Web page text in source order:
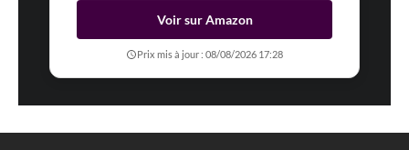
Voir sur Amazon
Prix mis à jour : 08/08/2026 17:28